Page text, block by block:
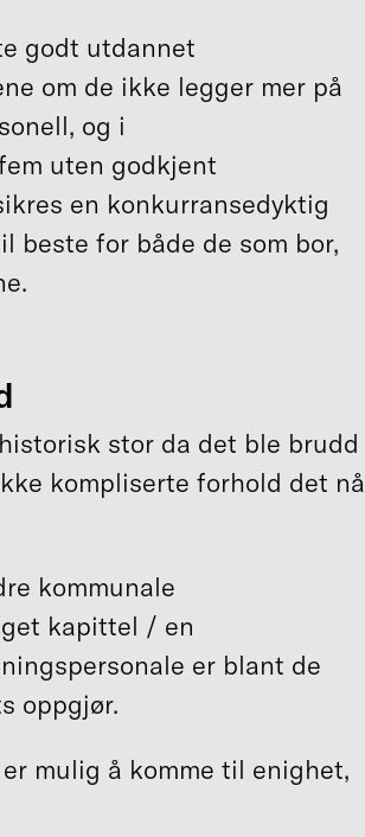
godt utdannet
om de ikke legger mer på
og i
uten godkjent
en konkurransedyktig
beste for både de som bor,
stor da det ble brudd
kompliserte forhold det nå
kommunale
kapittel / en
er blant de
oppgjør.
mulig å komme til enighet,